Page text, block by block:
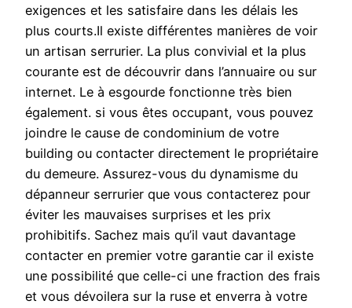
exigences et les satisfaire dans les délais les
plus courts.Il existe différentes manières de voir
un artisan serrurier. La plus convivial et la plus
courante est de découvrir dans l’annuaire ou sur
internet. Le à esgourde fonctionne très bien
également. si vous êtes occupant, vous pouvez
joindre le cause de condominium de votre
building ou contacter directement le propriétaire
du demeure. Assurez-vous du dynamisme du
dépanneur serrurier que vous contacterez pour
éviter les mauvaises surprises et les prix
prohibitifs. Sachez mais qu’il vaut davantage
contacter en premier votre garantie car il existe
une possibilité que celle-ci une fraction des frais
et vous dévoilera sur la ruse et enverra à votre